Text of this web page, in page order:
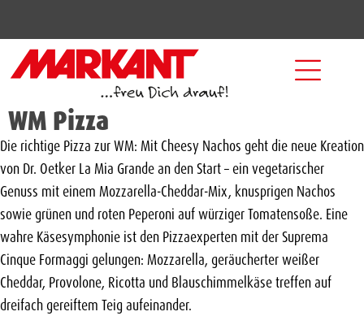
WM Pizza
Die richtige Pizza zur WM: Mit Cheesy Nachos geht die neue Kreation
von Dr. Oetker La Mia Grande an den Start – ein vegetarischer
Genuss mit einem Mozzarella-Cheddar-Mix, knusprigen Nachos
sowie grünen und roten Peperoni auf würziger Tomatensoße. Eine
wahre Käsesymphonie ist den Pizzaexperten mit der Suprema
Cinque Formaggi gelungen: Mozzarella, geräucherter weißer
Cheddar, Provolone, Ricotta und Blauschimmelkäse treffen auf
dreifach gereiftem Teig aufeinander.